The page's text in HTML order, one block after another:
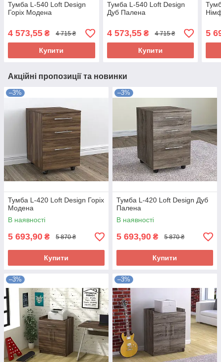
Тумба L-540 Loft Design
Горіх Модена
4 573,55 ₴ 4 715 ₴
Купити
Тумба L-540 Loft Design
Дуб Палена
4 573,55₴ 4 715 ₴
Купити
5
Акційні пропозиції та новинки
–3%
Тумба L-420 Loft Design Горіх
Модена
В наявності
5 693,90 ₴ 5 870 ₴
Купити
–3%
Тумба L-420 Loft Design Дуб
Палена
В наявності
5 693,90 ₴ 5 870 ₴
Купити
–3% –3%